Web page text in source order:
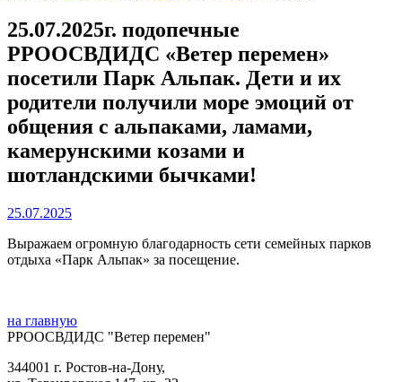
25.07.2025г. подопечные
РРООСВДИДС «Ветер перемен»
посетили Парк Альпак. Дети и их
родители получили море эмоций от
общения с альпаками, ламами,
камерунскими козами и
шотландскими бычками!
25.07.2025
Выражаем огромную благодарность сети семейных парков
отдыха «Парк Альпак» за посещение.
на главную
РРООСВДИДС "Ветер перемен"
344001 г. Ростов-на-Дону,